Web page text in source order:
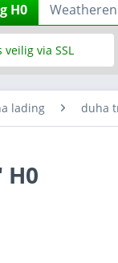
H0
veilig via SSL
lading duha
H0